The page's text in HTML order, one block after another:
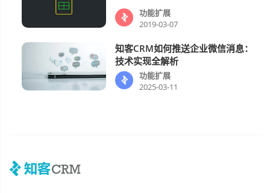
功能扩展
2019-03-07
知客CRM如何推送企业微信消息：
技术实现全解析
功能扩展
2025-03-11